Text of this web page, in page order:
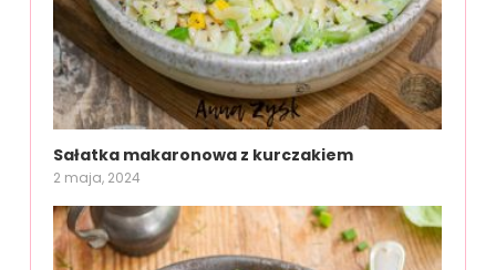
Sałatka makaronowa z kurczakiem
2 maja, 2024